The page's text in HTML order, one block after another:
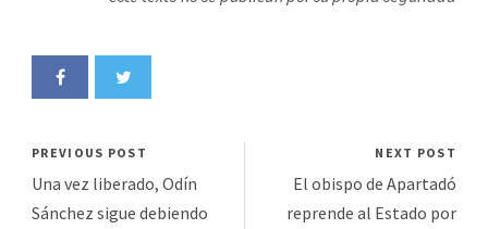
PREVIOUS POST
Una vez liberado, Odín
Sánchez sigue debiendo
NEXT POST
El obispo de Apartadó
reprende al Estado por